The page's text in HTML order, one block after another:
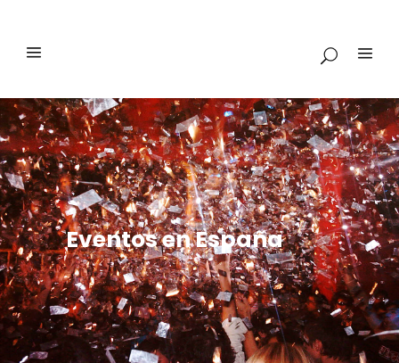
Eventos en España